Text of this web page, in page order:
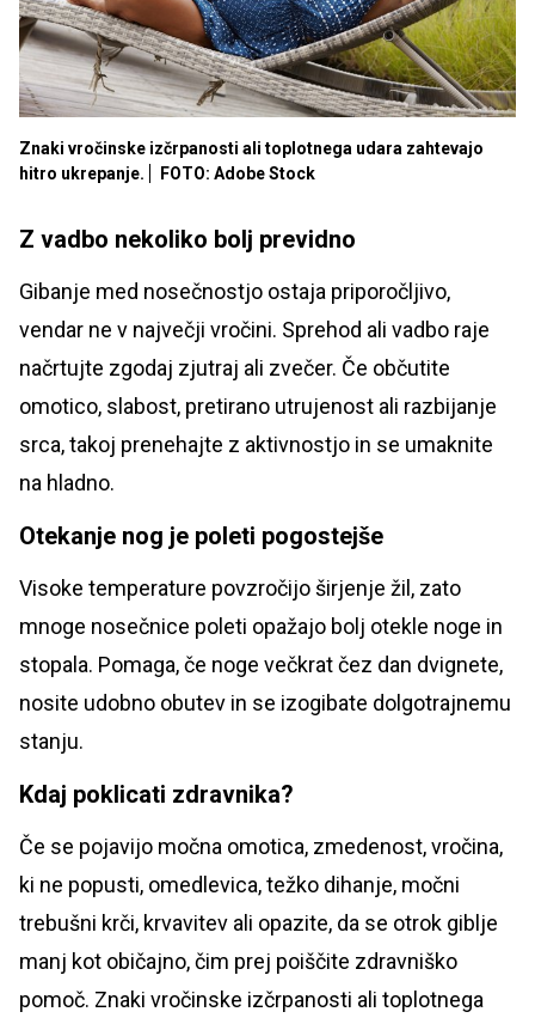
Znaki vročinske izčrpanosti ali toplotnega udara zahtevajo
hitro ukrepanje.
FOTO: Adobe Stock
Z vadbo nekoliko bolj previdno
Gibanje med nosečnostjo ostaja priporočljivo,
vendar ne v največji vročini. Sprehod ali vadbo raje
načrtujte zgodaj zjutraj ali zvečer. Če občutite
omotico, slabost, pretirano utrujenost ali razbijanje
srca, takoj prenehajte z aktivnostjo in se umaknite
na hladno.
Otekanje nog je poleti pogostejše
Visoke temperature povzročijo širjenje žil, zato
mnoge nosečnice poleti opažajo bolj otekle noge in
stopala. Pomaga, če noge večkrat čez dan dvignete,
nosite udobno obutev in se izogibate dolgotrajnemu
stanju.
Kdaj poklicati zdravnika?
Če se pojavijo močna omotica, zmedenost, vročina,
ki ne popusti, omedlevica, težko dihanje, močni
trebušni krči, krvavitev ali opazite, da se otrok giblje
manj kot običajno, čim prej poiščite zdravniško
pomoč. Znaki vročinske izčrpanosti ali toplotnega